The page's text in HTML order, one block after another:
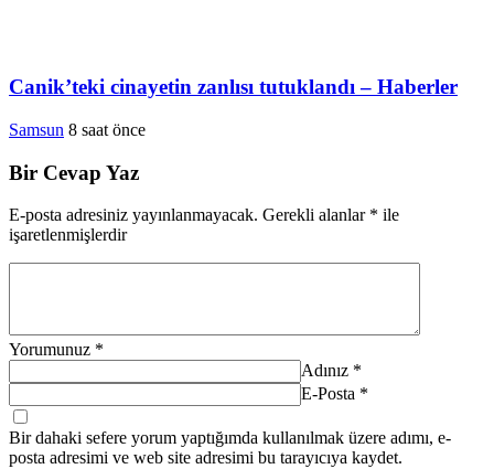
Canik’teki cinayetin zanlısı tutuklandı – Haberler
Samsun 8 saat önce
Bir Cevap Yaz
E-posta adresiniz yayınlanmayacak. Gerekli alanlar * ile
işaretlenmişlerdir
Yorumunuz *
Adınız *
E-Posta *
Bir dahaki sefere yorum yaptığımda kullanılmak üzere adımı, e-
posta adresimi ve web site adresimi bu tarayıcıya kaydet.